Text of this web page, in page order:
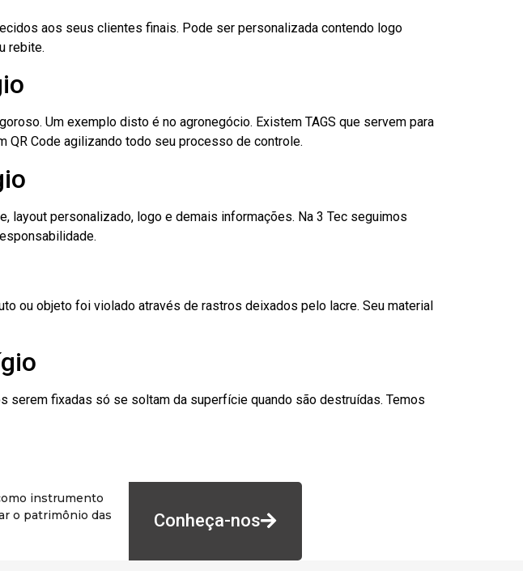
aos seus clientes finais. Pode ser personalizada contendo logo
rebite.
Um exemplo disto é no agronegócio. Existem TAGS que servem para
QR Code agilizando todo seu processo de controle.
personalizado, logo e demais informações. Na 3 Tec seguimos
ou objeto foi violado através de rastros deixados pelo lacre. Seu material
serem fixadas só se soltam da superfície quando são destruídas. Temos
instrumento
o patrimônio das
Conheça-nos